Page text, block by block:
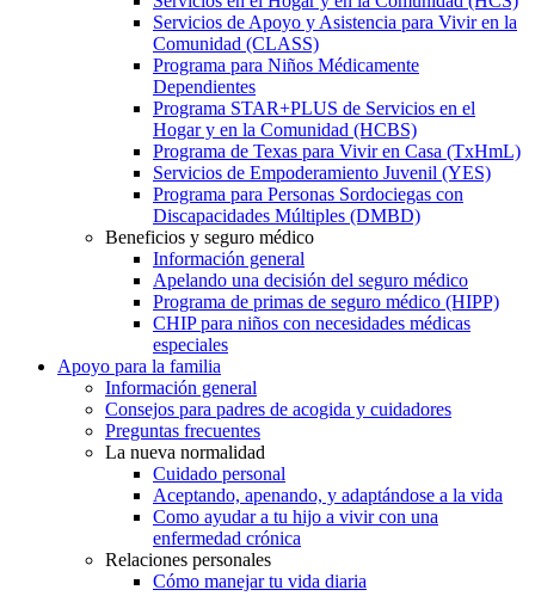
Servicios de Apoyo y Asistencia para Vivir en la
Comunidad (CLASS)
Programa para Niños Médicamente
Dependientes
Programa STAR+PLUS de Servicios en el
Hogar y en la Comunidad (HCBS)
Programa de Texas para Vivir en Casa (TxHmL)
Servicios de Empoderamiento Juvenil (YES)
Programa para Personas Sordociegas con
Discapacidades Múltiples (DMBD)
Beneficios y seguro médico
Información general
Apelando una decisión del seguro médico
Programa de primas de seguro médico (HIPP)
CHIP para niños con necesidades médicas
especiales
Apoyo para la familia
Información general
Consejos para padres de acogida y cuidadores
Preguntas frecuentes
La nueva normalidad
Cuidado personal
Aceptando, apenando, y adaptándose a la vida
Como ayudar a tu hijo a vivir con una
enfermedad crónica
Relaciones personales
Cómo manejar tu vida diaria